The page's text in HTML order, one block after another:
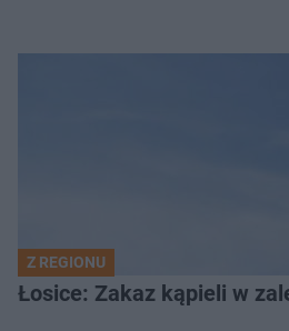
Z REGIONU
Łosice: Zakaz kąpieli w